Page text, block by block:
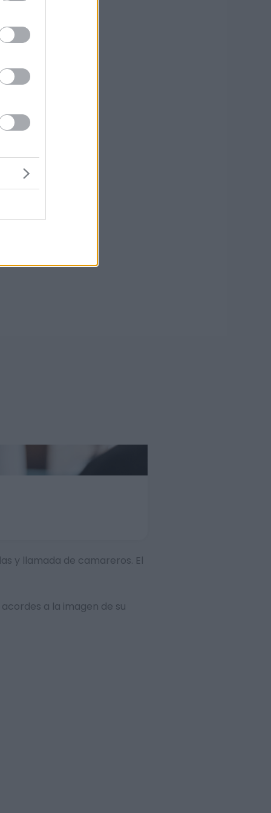
y llamada de camareros. El
a la imagen de su